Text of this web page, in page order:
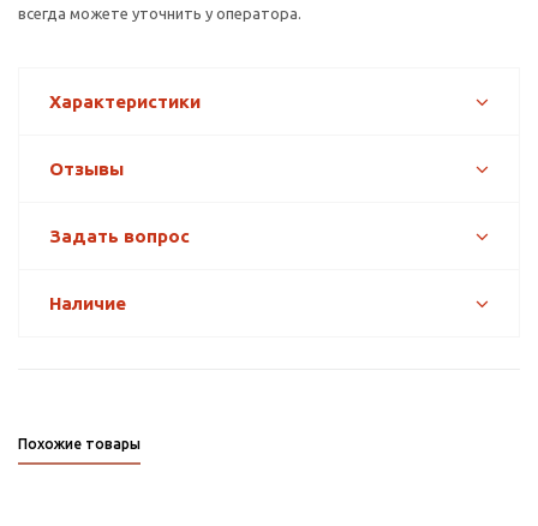
всегда можете уточнить у оператора.
Характеристики
Отзывы
Задать вопрос
Наличие
Похожие товары